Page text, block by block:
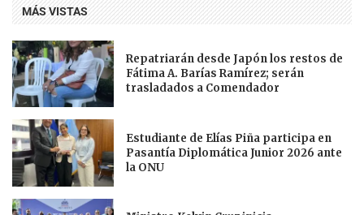
MÁS VISTAS
Repatriarán desde Japón los restos de
Fátima A. Barías Ramírez; serán
trasladados a Comendador
Estudiante de Elías Piña participa en
Pasantía Diplomática Junior 2026 ante
la ONU